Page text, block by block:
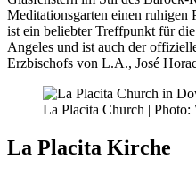
Meditationsgarten einen
ist ein beliebter Treffpunkt für
Angeles und ist auch der
Erzbischofs von L.A., José
La Placita Church |
La Placita Kirche